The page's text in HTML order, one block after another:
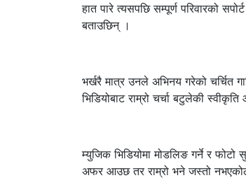
हात पारे त्यसपछि सम्पूर्ण परिवारको
बताउछिन् ।
भर्खरै मात्र उनले अभिनय गरेको चर्चित
भिडियोबाट राम्रो चर्चा बटुलेकी
म्युजिक भिडियोमा मोडलिङ गर्ने र
अफर आउछ तर राम्रो भने जस्तो नभएकोले